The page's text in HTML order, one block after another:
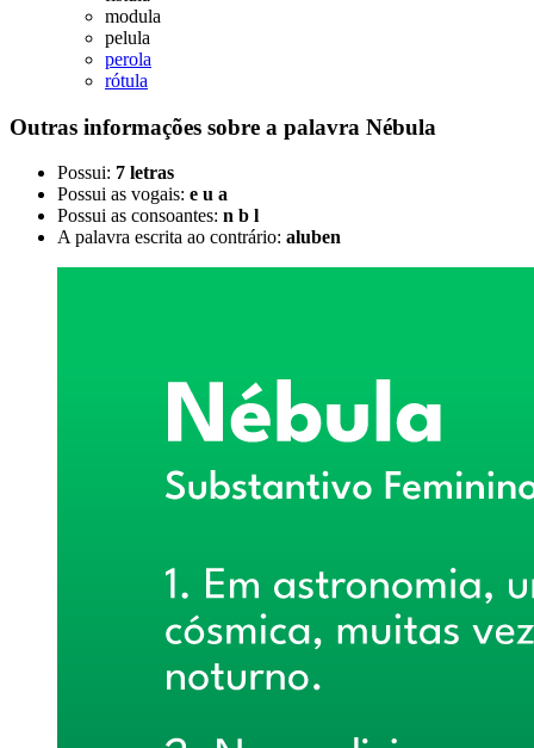
modula
pelula
perola
rótula
Outras informações sobre a palavra Nébula
Possui: 7 letras
Possui as vogais: e u a
Possui as consoantes: n b l
A palavra escrita ao contrário: aluben